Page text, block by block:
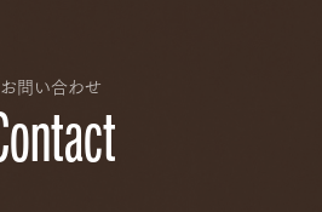
お問い合わせ